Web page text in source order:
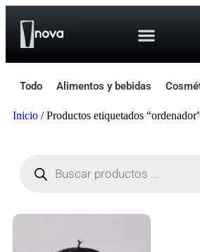
Todo Alimentos y bebidas
Inicio / Productos etiquetados